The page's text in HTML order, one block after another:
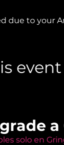
due to your
event
solo en